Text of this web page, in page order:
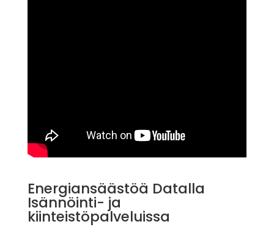
Energiansäästöä Datalla
Isännöinti- ja
kiinteistöpalveluissa